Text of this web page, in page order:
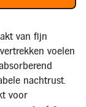
van fijn
voelen
nachtrust.
voor